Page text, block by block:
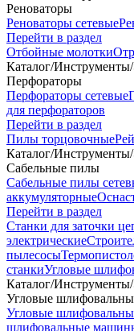
Реноваторы
Реноваторы сетевые
Перейти в раздел
Отбойные молотки
Каталог/Инструменты/
Перфораторы
Перфораторы сетевые
для перфораторов
Перейти в раздел
Пилы торцовочные
Каталог/Инструменты/
Сабельные пилы
Сабельные пилы
аккумуляторные
Перейти в раздел
Станки для заточки
электрические
пылесосы
станкиУгловые
Каталог/Инструменты/
Угловые
Угловые
шлифовальные